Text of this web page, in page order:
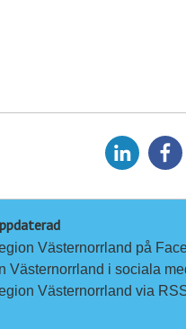
e
p
å
L
e
Västernorrland på
Västernorrland i sociala
Västernorrland via